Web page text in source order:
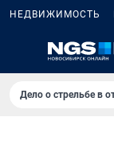
НЕДВИЖИМОСТЬ
Дело о стрельбе в